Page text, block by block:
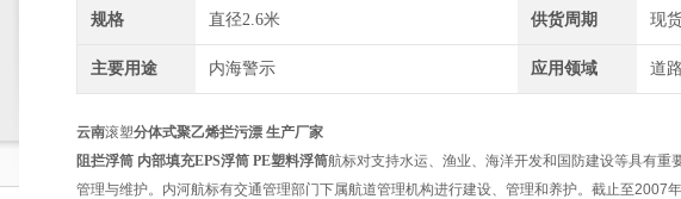
规格 直径2.6米 供货周期 现
主要用途 内海警示 应用领域 道
云南滚塑分体式聚乙烯拦污漂 生产厂家
阻拦浮筒 内部填充EPS浮筒 PE塑料浮筒航标对支持水运、渔业、海洋开发和国防建设等具有重
管理与维护。内河航标有交通管理部门下属航道管理机构进行建设、管理和养护。截止至2007